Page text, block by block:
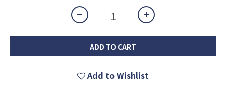
ADD TO CART
Add to Wishlist